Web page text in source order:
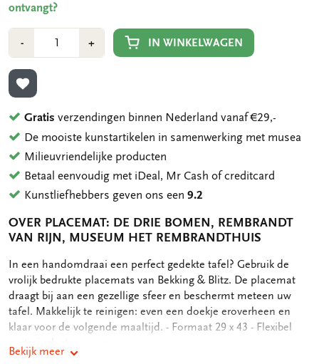
ontvangt?
-Min
1
+Plus
1
IN WINKELWAGEN
TOEVOEGEN AAN VERLANGLIJST
Gratis verzendingen binnen Nederland vanaf €29,-
De mooiste kunstartikelen in samenwerking met musea
Milieuvriendelijke producten
Betaal eenvoudig met iDeal, Mr Cash of creditcard
Kunstliefhebbers geven ons een9.2
OVER PLACEMAT: DE DRIE BOMEN, REMBRANDT
VAN RIJN, MUSEUM HET REMBRANDTHUIS
OMSCHRIJVING
In een handomdraai een perfect gedekte tafel? Gebruik de
vrolijk bedrukte placemats van Bekking & Blitz. De placemat
draagt bij aan een gezellige sfeer en beschermt meteen uw
tafel. Makkelijk te reinigen: even een doekje eroverheen en
klaar voor de volgende maaltijd. - Formaat 29 x 43 - Flexibel
Bekijk meer